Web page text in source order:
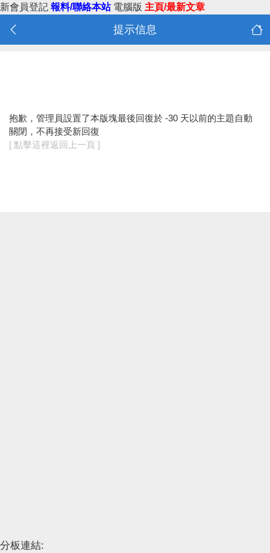
新會員登記 報料/聯絡本站 電腦版 主頁/最新文章
提示信息
抱歉，管理員設置了本版塊最後回復於 -30 天以前的主題自動
關閉，不再接受新回復
[ 點擊這裡返回上一頁 ]
分板連結: